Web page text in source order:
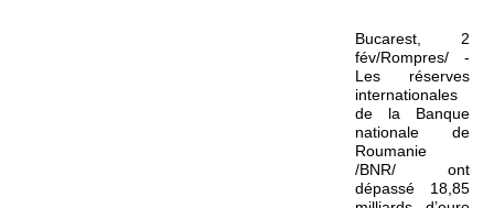
Bucarest, 2
fév/Rompres/ -
Les réserves
internationales
de la Banque
nationale de
Roumanie
/BNR/ ont
dépassé 18,85